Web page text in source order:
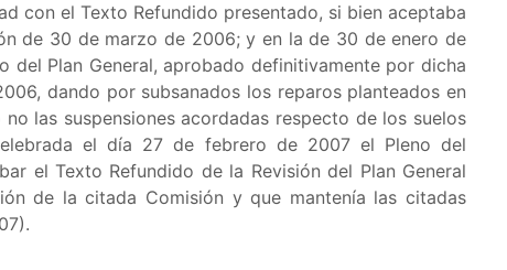
con el Texto Refundido presentado, si bien aceptaba
de 30 de marzo de 2006; y en la de 30 de enero de
Plan General, aprobado definitivamente por dicha
dando por subsanados los reparos planteados en
las suspensiones acordadas respecto de los suelos
el día 27 de febrero de 2007 el Pleno del
el Texto Refundido de la Revisión del Plan General
de la citada Comisión y que mantenía las citadas